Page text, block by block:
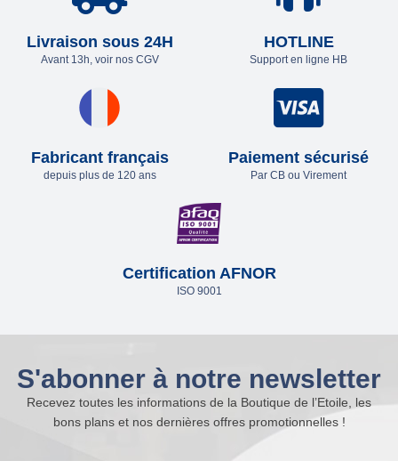
Livraison sous 24H
Avant 13h, voir nos CGV
HOTLINE
Support en ligne HB
Fabricant français
depuis plus de 120 ans
Paiement sécurisé
Par CB ou Virement
Certification AFNOR
ISO 9001
S'abonner à notre newsletter
Recevez toutes les informations de la Boutique de l’Etoile, les
bons plans et nos dernières offres promotionnelles !